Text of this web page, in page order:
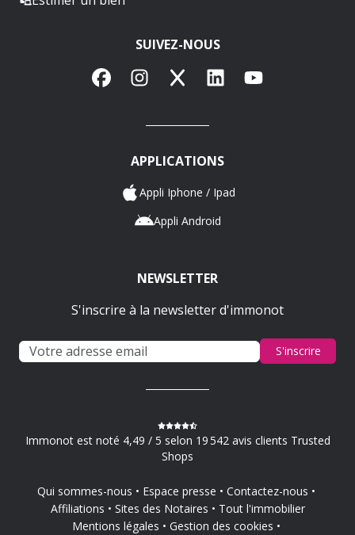
SUIVEZ-NOUS
FacebookInstagram
X LinkedInYouTube
APPLICATIONS
Appli Iphone / Ipad
Appli Android
NEWSLETTER
S'inscrire à la newsletter d'immonot
S'inscrire
Immonot est noté 4,49 / 5 selon 19 542 avis clients Trusted
Shops
Qui sommes-nous Espace presse
Contactez-nous
Affiliations
Sites des Notaires
Tout l'immobilier
Mentions légales
Gestion des cookies